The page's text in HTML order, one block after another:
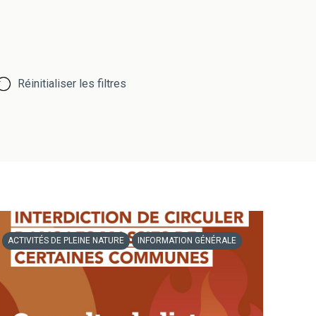
Réinitialiser les filtres
ACTIVITÉS DE PLEINE NATURE INFORMATION GÉNÉRALE